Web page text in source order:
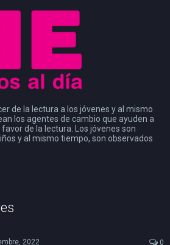
de la lectura a los jóvenes y al mismo
los agentes de cambio que ayuden a
de la lectura. Los jóvenes son
y al mismo tiempo, son observados
2022 0